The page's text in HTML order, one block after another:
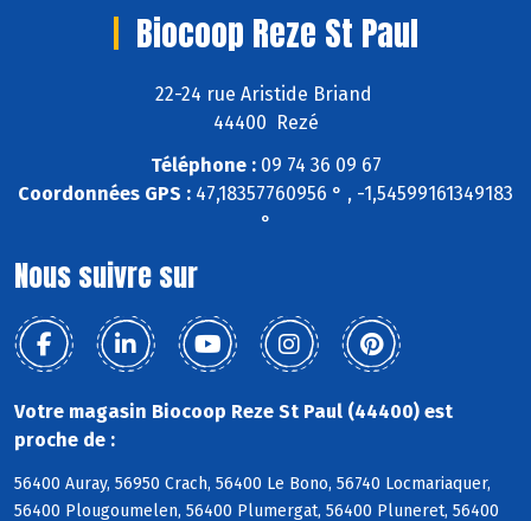
Biocoop Reze St Paul
22-24 rue Aristide Briand
44400 Rezé
Téléphone :09 74 36 09 67
Coordonnées GPS : 47,18357760956 ° , -1,54599161349183
°
Nous suivre sur
Votre magasin Biocoop Reze St Paul (44400) est
proche de :
56400 Auray, 56950 Crach, 56400 Le Bono, 56740 Locmariaquer,
56400 Plougoumelen, 56400 Plumergat, 56400 Pluneret, 56400